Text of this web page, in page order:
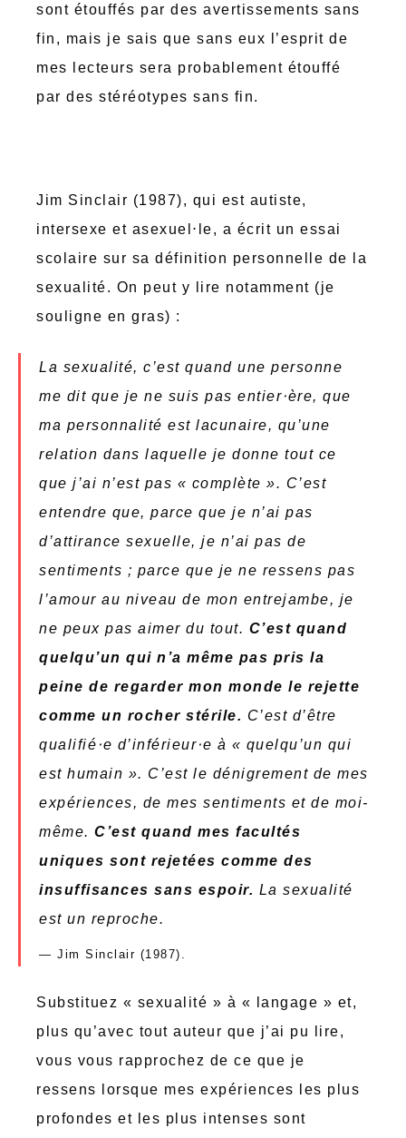
sont étouffés par des avertissements sans
fin, mais je sais que sans eux l’esprit de
mes lecteurs sera probablement étouffé
par des stéréotypes sans fin.
Jim Sinclair (1987), qui est autiste,
intersexe et asexuel⋅le, a écrit un essai
scolaire sur sa définition personnelle de la
sexualité. On peut y lire notamment (je
souligne en gras) :
La sexualité, c’est quand une personne
me dit que je ne suis pas entier⋅ère, que
ma personnalité est lacunaire, qu’une
relation dans laquelle je donne tout ce
que j’ai n’est pas « complète ». C’est
entendre que, parce que je n’ai pas
d’attirance sexuelle, je n’ai pas de
sentiments ; parce que je ne ressens pas
l’amour au niveau de mon entrejambe, je
ne peux pas aimer du tout. C’est quand
quelqu’un qui n’a même pas pris la
peine de regarder mon monde le rejette
comme un rocher stérile. C’est d’être
qualifié⋅e d’inférieur⋅e à « quelqu’un qui
est humain ». C’est le dénigrement de mes
expériences, de mes sentiments et de moi-
même. C’est quand mes facultés
uniques sont rejetées comme des
insuffisances sans espoir. La sexualité
est un reproche.
Jim Sinclair (1987).
Substituez « sexualité » à « langage » et,
plus qu’avec tout auteur que j’ai pu lire,
vous vous rapprochez de ce que je
ressens lorsque mes expériences les plus
profondes et les plus intenses sont